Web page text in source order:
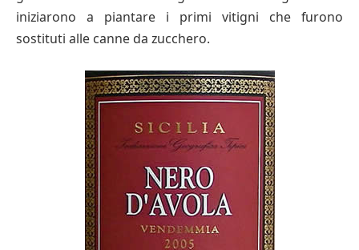
iniziarono a piantare i primi vitigni che furono
sostituti alle canne da zucchero.